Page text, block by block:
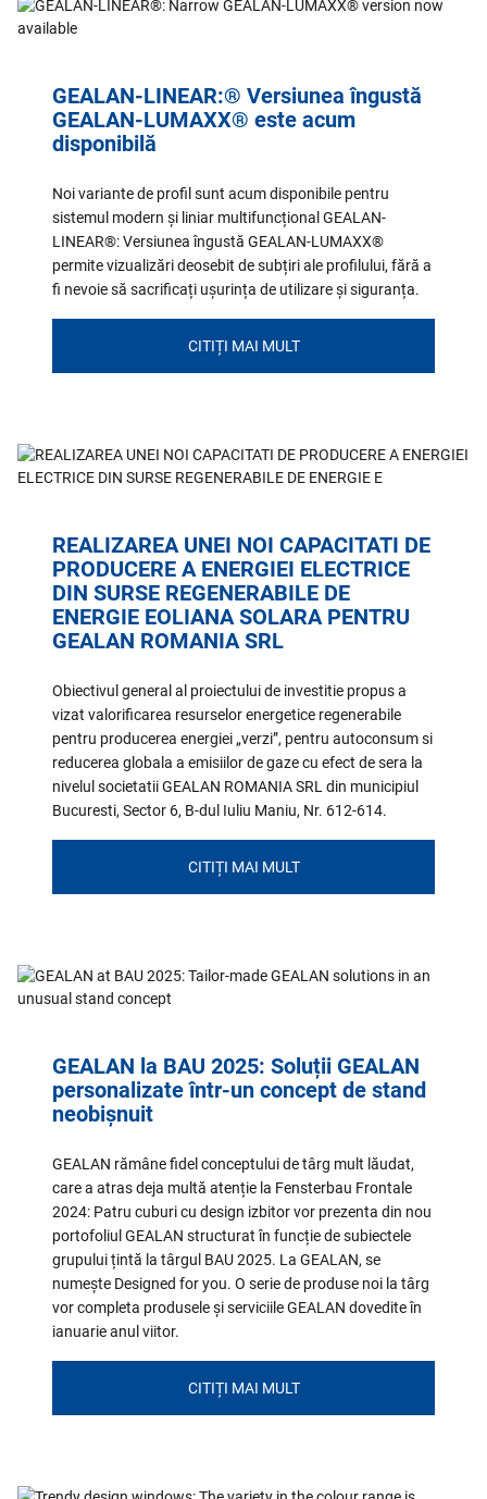
GEALAN-LINEAR:® Versiunea îngustă
GEALAN-LUMAXX® este acum
disponibilă
Noi variante de profil sunt acum disponibile pentru
sistemul modern și liniar multifuncțional GEALAN-
LINEAR®: Versiunea îngustă GEALAN-LUMAXX®
permite vizualizări deosebit de subțiri ale profilului, fără a
fi nevoie să sacrificați ușurința de utilizare și siguranța.
CITIȚI MAI MULT
REALIZAREA UNEI NOI CAPACITATI DE
PRODUCERE A ENERGIEI ELECTRICE
DIN SURSE REGENERABILE DE
ENERGIE EOLIANA SOLARA PENTRU
GEALAN ROMANIA SRL
Obiectivul general al proiectului de investitie propus a
vizat valorificarea resurselor energetice regenerabile
pentru producerea energiei „verzi”, pentru autoconsum si
reducerea globala a emisiilor de gaze cu efect de sera la
nivelul societatii GEALAN ROMANIA SRL din municipiul
Bucuresti, Sector 6, B-dul Iuliu Maniu, Nr. 612-614.
CITIȚI MAI MULT
GEALAN la BAU 2025: Soluții GEALAN
personalizate într-un concept de stand
neobișnuit
GEALAN rămâne fidel conceptului de târg mult lăudat,
care a atras deja multă atenție la Fensterbau Frontale
2024: Patru cuburi cu design izbitor vor prezenta din nou
portofoliul GEALAN structurat în funcție de subiectele
grupului țintă la târgul BAU 2025. La GEALAN, se
numește Designed for you. O serie de produse noi la târg
vor completa produsele și serviciile GEALAN dovedite în
ianuarie anul viitor.
CITIȚI MAI MULT